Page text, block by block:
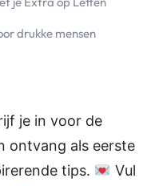
drukke mensen
je in voor de
ontvang als eerste
tips.
Vul